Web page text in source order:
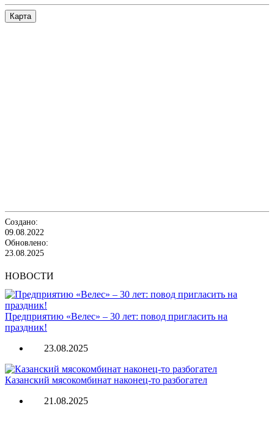
Карта
Создано:
09.08.2022
Обновлено:
23.08.2025
НОВОСТИ
Предприятию «Велес» – 30 лет: повод пригласить на
праздник!
23.08.2025
Казанский мясокомбинат наконец-то разбогател
21.08.2025